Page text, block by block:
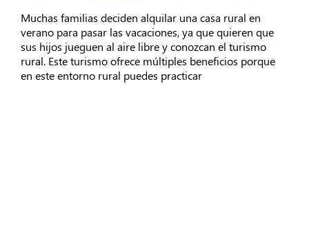
Muchas familias deciden alquilar una casa rural en
verano para pasar las vacaciones, ya que quieren que
sus hijos jueguen al aire libre y conozcan el turismo
rural. Este turismo ofrece múltiples beneficios porque
en este entorno rural puedes practicar